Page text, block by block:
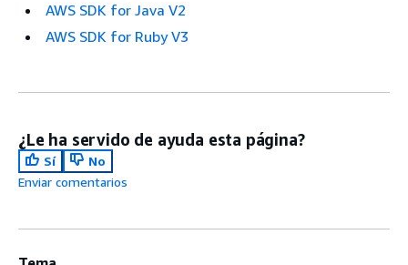
AWS SDK for Java V2
AWS SDK for Ruby V3
¿Le ha servido de ayuda esta página?
Sí
No
Enviar comentarios